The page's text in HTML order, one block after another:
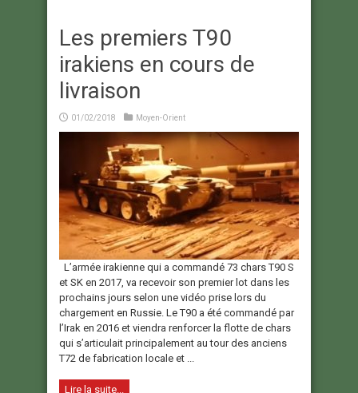
Les premiers T90
irakiens en cours de
livraison
01/02/2018 Moyen-Orient
L’armée irakienne qui a commandé 73 chars T90 S
et SK en 2017, va recevoir son premier lot dans les
prochains jours selon une vidéo prise lors du
chargement en Russie. Le T90 a été commandé par
l’Irak en 2016 et viendra renforcer la flotte de chars
qui s’articulait principalement au tour des anciens
T72 de fabrication locale et ...
Lire la suite...